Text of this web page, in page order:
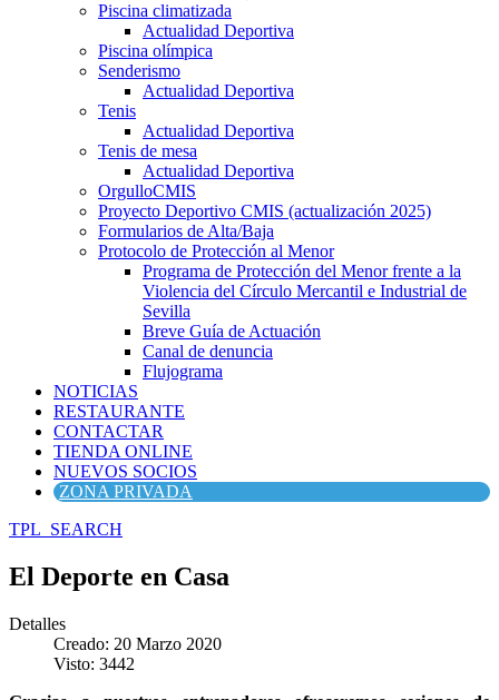
Piscina climatizada
Actualidad Deportiva
Piscina olímpica
Senderismo
Actualidad Deportiva
Tenis
Actualidad Deportiva
Tenis de mesa
Actualidad Deportiva
OrgulloCMIS
Proyecto Deportivo CMIS (actualización 2025)
Formularios de Alta/Baja
Protocolo de Protección al Menor
Programa de Protección del Menor frente a la
Violencia del Círculo Mercantil e Industrial de
Sevilla
Breve Guía de Actuación
Canal de denuncia
Flujograma
NOTICIAS
RESTAURANTE
CONTACTAR
TIENDA ONLINE
NUEVOS SOCIOS
ZONA PRIVADA
TPL_SEARCH
El Deporte en Casa
Detalles
Creado: 20 Marzo 2020
Visto: 3442